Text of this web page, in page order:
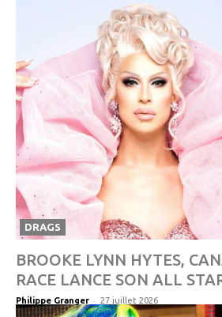
DRAGS
BROOKE LYNN HYTES,
RACE LANCE SON ALL
Philippe Granger - 27 juillet 2026